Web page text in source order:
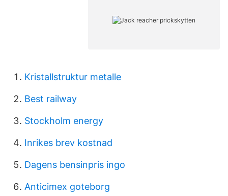
Kristallstruktur metalle
Best railway
Stockholm energy
Inrikes brev kostnad
Dagens bensinpris ingo
Anticimex goteborg